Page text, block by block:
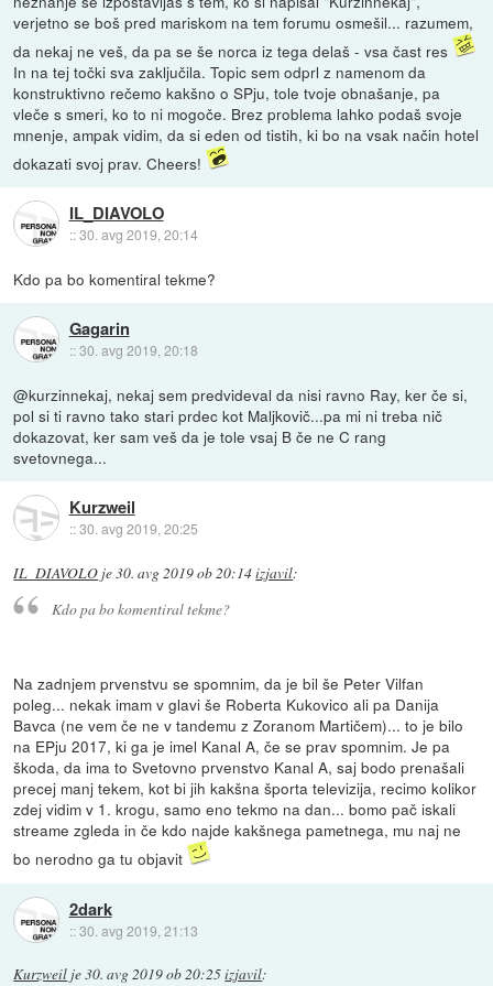
verjetno se boš pred mariskom na tem forumu osmešil... razumem,
da nekaj ne veš, da pa se še norca iz tega delaš - vsa čast res
In na tej točki sva zaključila. Topic sem odprl z namenom da
konstruktivno rečemo kakšno o SPju, tole tvoje obnašanje, pa
vleče s smeri, ko to ni mogoče. Brez problema lahko podaš svoje
mnenje, ampak vidim, da si eden od tistih, ki bo na vsak način hotel
dokazati svoj prav. Cheers!
IL_DIAVOLO
::30. avg 2019, 20:14
Kdo pa bo komentiral tekme?
Gagarin
::30. avg 2019, 20:18
@kurzinnekaj, nekaj sem predvideval da nisi ravno Ray, ker če si,
pol si ti ravno tako stari prdec kot Maljkovič...pa mi ni treba nič
dokazovat, ker sam veš da je tole vsaj B če ne C rang
svetovnega...
Kurzweil
::30. avg 2019, 20:25
IL_DIAVOLO je30. avg 2019 ob 20:14izjavil:
Kdo pa bo komentiral tekme?
Na zadnjem prvenstvu se spomnim, da je bil še Peter Vilfan
poleg... nekak imam v glavi še Roberta Kukovico ali pa Danija
Bavca (ne vem če ne v tandemu z Zoranom Martičem)... to je bilo
na EPju 2017, ki ga je imel Kanal A, če se prav spomnim. Je pa
škoda, da ima to Svetovno prvenstvo Kanal A, saj bodo prenašali
precej manj tekem, kot bi jih kakšna športa televizija, recimo kolikor
zdej vidim v 1. krogu, samo eno tekmo na dan... bomo pač iskali
streame zgleda in če kdo najde kakšnega pametnega, mu naj ne
bo nerodno ga tu objavit
2dark
::30. avg 2019, 21:13
Kurzweil je30. avg 2019 ob 20:25izjavil: